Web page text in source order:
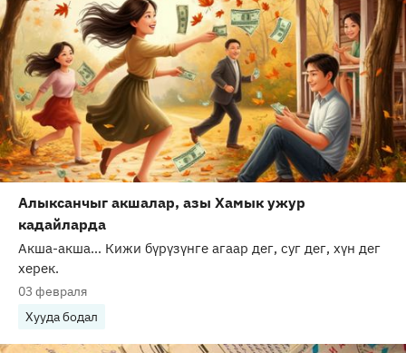
Алыксанчыг акшалар, азы Хамык ужур
кадайларда
Акша-акша… Кижи бүрүзүнге агаар дег, суг дег, хүн дег
херек.
03 февраля
Хууда бодал